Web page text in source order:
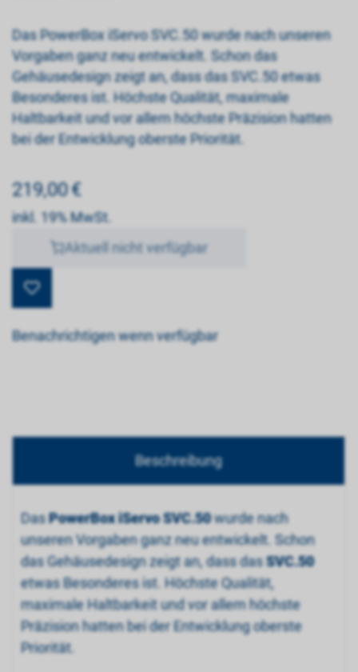
Das PowerBox iServo SVC.50 wurde nach unseren
Vorgaben ganz neu entwickelt. Schon das
Gehäusedesign zeigt an, dass das SVC.50 etwas
Besonderes ist. Höchste Qualität, maximale
Haltbarkeit und vor allem höchste Präzision hatten
bei der Entwicklung oberste Priorität.
219,00€
inkl. 19% MwSt.
Aktuell nicht verfügbar
Benachrichtigen wenn verfügbar
Beschreibung
DasPowerBox iServo SVC.50wurde nach
unseren Vorgaben ganz neu entwickelt. Schon
das Gehäusedesign zeigt an, dass dasSVC.50
etwas Besonderes ist. Höchste Qualität,
maximale Haltbarkeit und vor allem höchste
Präzision hatten bei der Entwicklung oberste
Priorität.